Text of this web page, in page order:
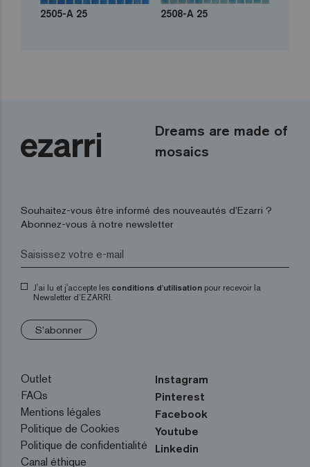
2505-A 25 2508-A 25
Dreams are made of
mosaics
Souhaitez-vous être informé des nouveautés d’Ezarri ?
Abonnez-vous à notre newsletter
J'ai lu et j'accepte les conditions d'utilisation pour recevoir la
Newsletter d’EZARRI.
S'abonner
Outlet
FAQs
Mentions légales
Politique de Cookies
Politique de confidentialité
Canal éthique
Instagram
Pinterest
Facebook
Youtube
Linkedin